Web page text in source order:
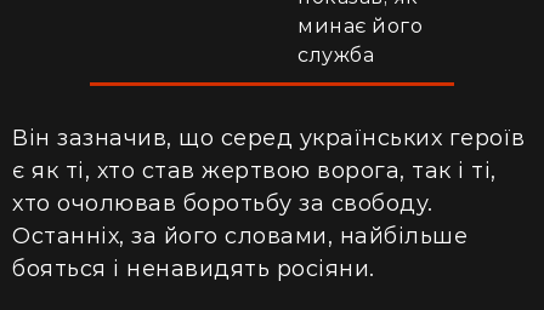
минає його
служба
Він зазначив, що серед українських героїв
є як ті, хто став жертвою ворога, так і ті,
хто очолював боротьбу за свободу.
Останніх, за його словами, найбільше
бояться і ненавидять росіяни.